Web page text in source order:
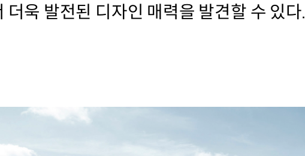
더욱 발전된 디자인 매력을 발견할 수 있다.